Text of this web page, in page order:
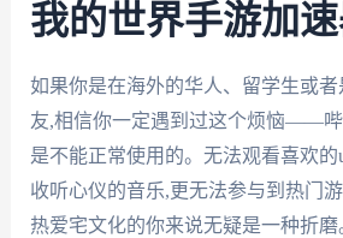
我的世界手游加
如果你是在海外的华人、留学生或
友,相信你一定遇到过这个烦恼——
是不能正常使用的。无法观看喜欢的
收听心仪的音乐,更无法参与到热门
热爱宅文化的你来说无疑是一种折